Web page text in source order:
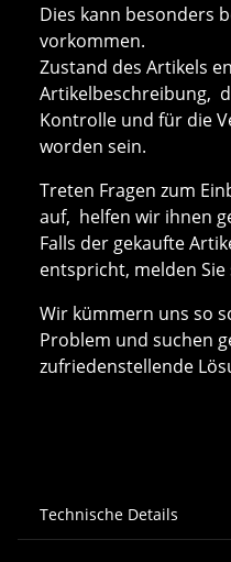
Dies kann besonders
vorkommen.
Zustand des Artikels
Artikelbeschreibung,
Kontrolle und für die
worden sein.
Treten Fragen zum
auf, helfen wir ihnen
Falls der gekaufte
entspricht, melden
Wir kümmern uns so
Problem und suchen
zufriedenstellende
Technische Details